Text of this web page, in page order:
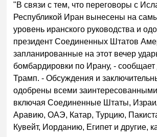
"В связи с тем, что переговоры с
Республикой Иран вынесены на
уровень иранского руководства и
президент Соединенных Штатов
запланированные на этот вечер
бомбардировки по Ирану, -
Трамп. - Обсуждения и
одобрены всеми
включая Соединенные Штаты,
Аравию, ОАЭ, Катар, Турцию,
Кувейт, Иорданию, Египет и другие,